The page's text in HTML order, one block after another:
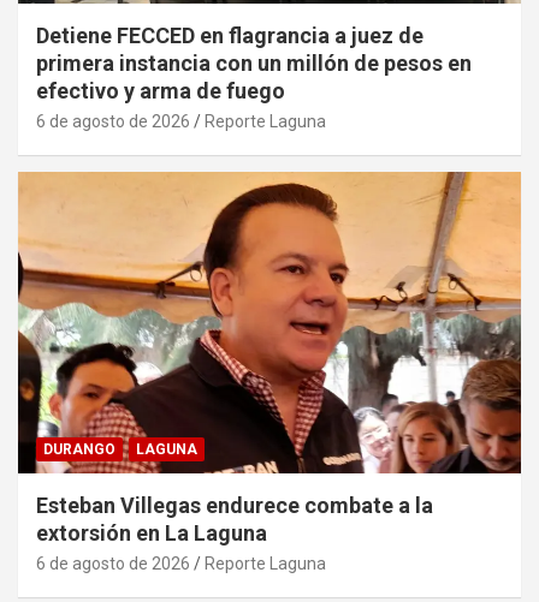
Detiene FECCED en flagrancia a juez de
primera instancia con un millón de pesos en
efectivo y arma de fuego
6 de agosto de 2026 Reporte Laguna
DURANGO LAGUNA
Esteban Villegas endurece combate a la
extorsión en La Laguna
6 de agosto de 2026 Reporte Laguna